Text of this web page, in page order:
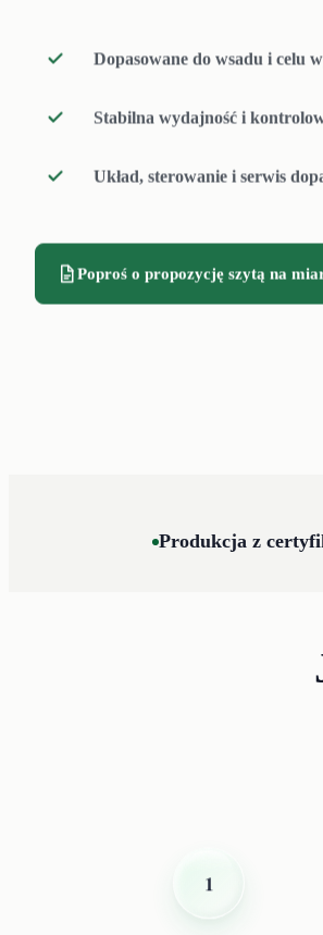
a kiedy powinna zasilać
Dopasowane do wsadu i celu
Stabilna wydajność i
Układ, sterowanie i serwis
Poproś o propozycję szytą na
Produkcja z
1